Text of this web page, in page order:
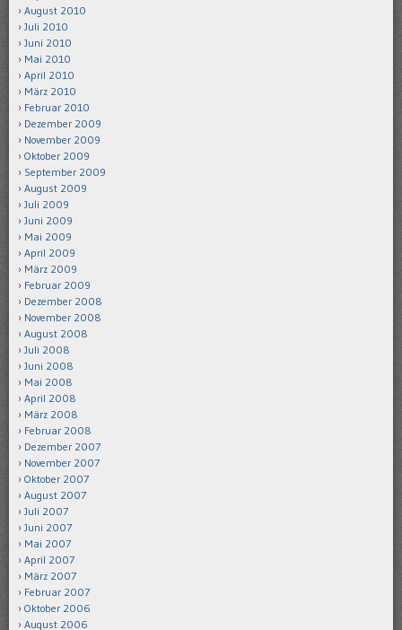
August 2010
Juli 2010
Juni 2010
Mai 2010
April 2010
März 2010
Februar 2010
Dezember 2009
November 2009
Oktober 2009
September 2009
August 2009
Juli 2009
Juni 2009
Mai 2009
April 2009
März 2009
Februar 2009
Dezember 2008
November 2008
August 2008
Juli 2008
Juni 2008
Mai 2008
April 2008
März 2008
Februar 2008
Dezember 2007
November 2007
Oktober 2007
August 2007
Juli 2007
Juni 2007
Mai 2007
April 2007
März 2007
Februar 2007
Oktober 2006
August 2006